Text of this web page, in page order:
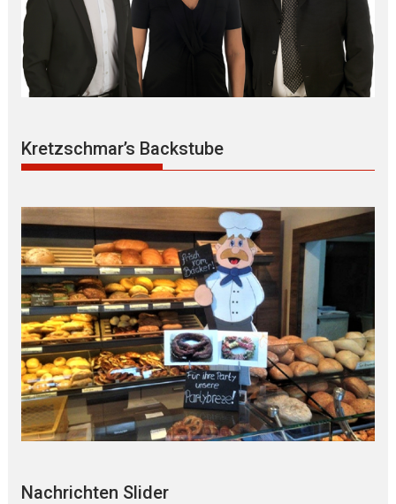
Kretzschmar’s Backstube
Nachrichten Slider